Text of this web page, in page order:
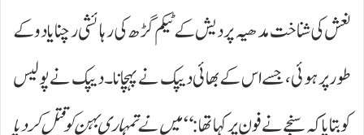
نعش کی شناخت مدھیہ پردیش کے ٹیکم گڑھ کی رہائشی رچنا یادو کے
طور پر ہوئی، جسے اس کے بھائی دیپک نے پہچانا۔ دیپک نے پولیس
کو بتایا کہ سنجے نے فون پر کہا تھا:“میں نے تمہاری بہن کو قتل کر دیا